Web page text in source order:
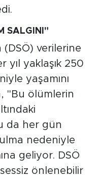
SALGINI"
(DSÖ) verilerine
yaklaşık 250
yaşamını
"Bu ölümlerin
da her gün
nedeniyle
geliyor. DSÖ
önlenebilir